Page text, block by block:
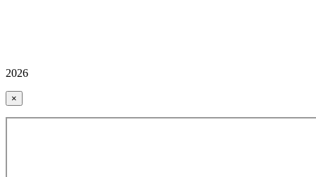
2026
×